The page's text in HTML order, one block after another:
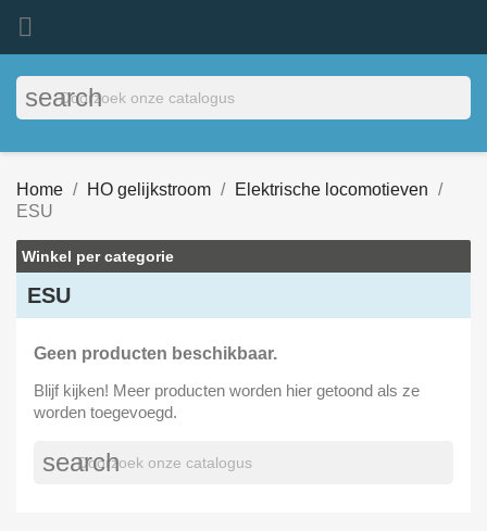

search
Home HO gelijkstroom
Elektrische locomotieven
ESU
Winkel per categorie
ESU
Geen producten beschikbaar.
Blijf kijken! Meer producten worden hier getoond als ze
worden toegevoegd.
search